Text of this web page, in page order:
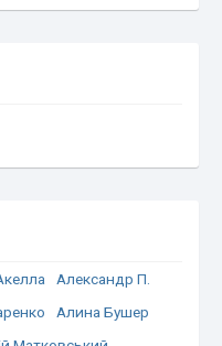
Александр П.
Алина Бушер